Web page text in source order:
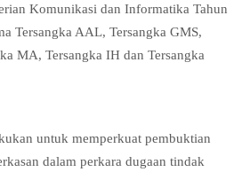
Komunikasi dan Informatika Tahun
Tersangka AAL, Tersangka GMS,
MA, Tersangka IH dan Tersangka
untuk memperkuat pembuktian
dalam perkara dugaan tindak